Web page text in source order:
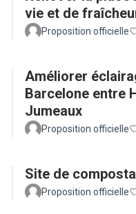
vie et de
Proposition officielle
Améliorer
Barcelone entre
Jumeaux
Proposition officielle
Site de
Proposition officielle